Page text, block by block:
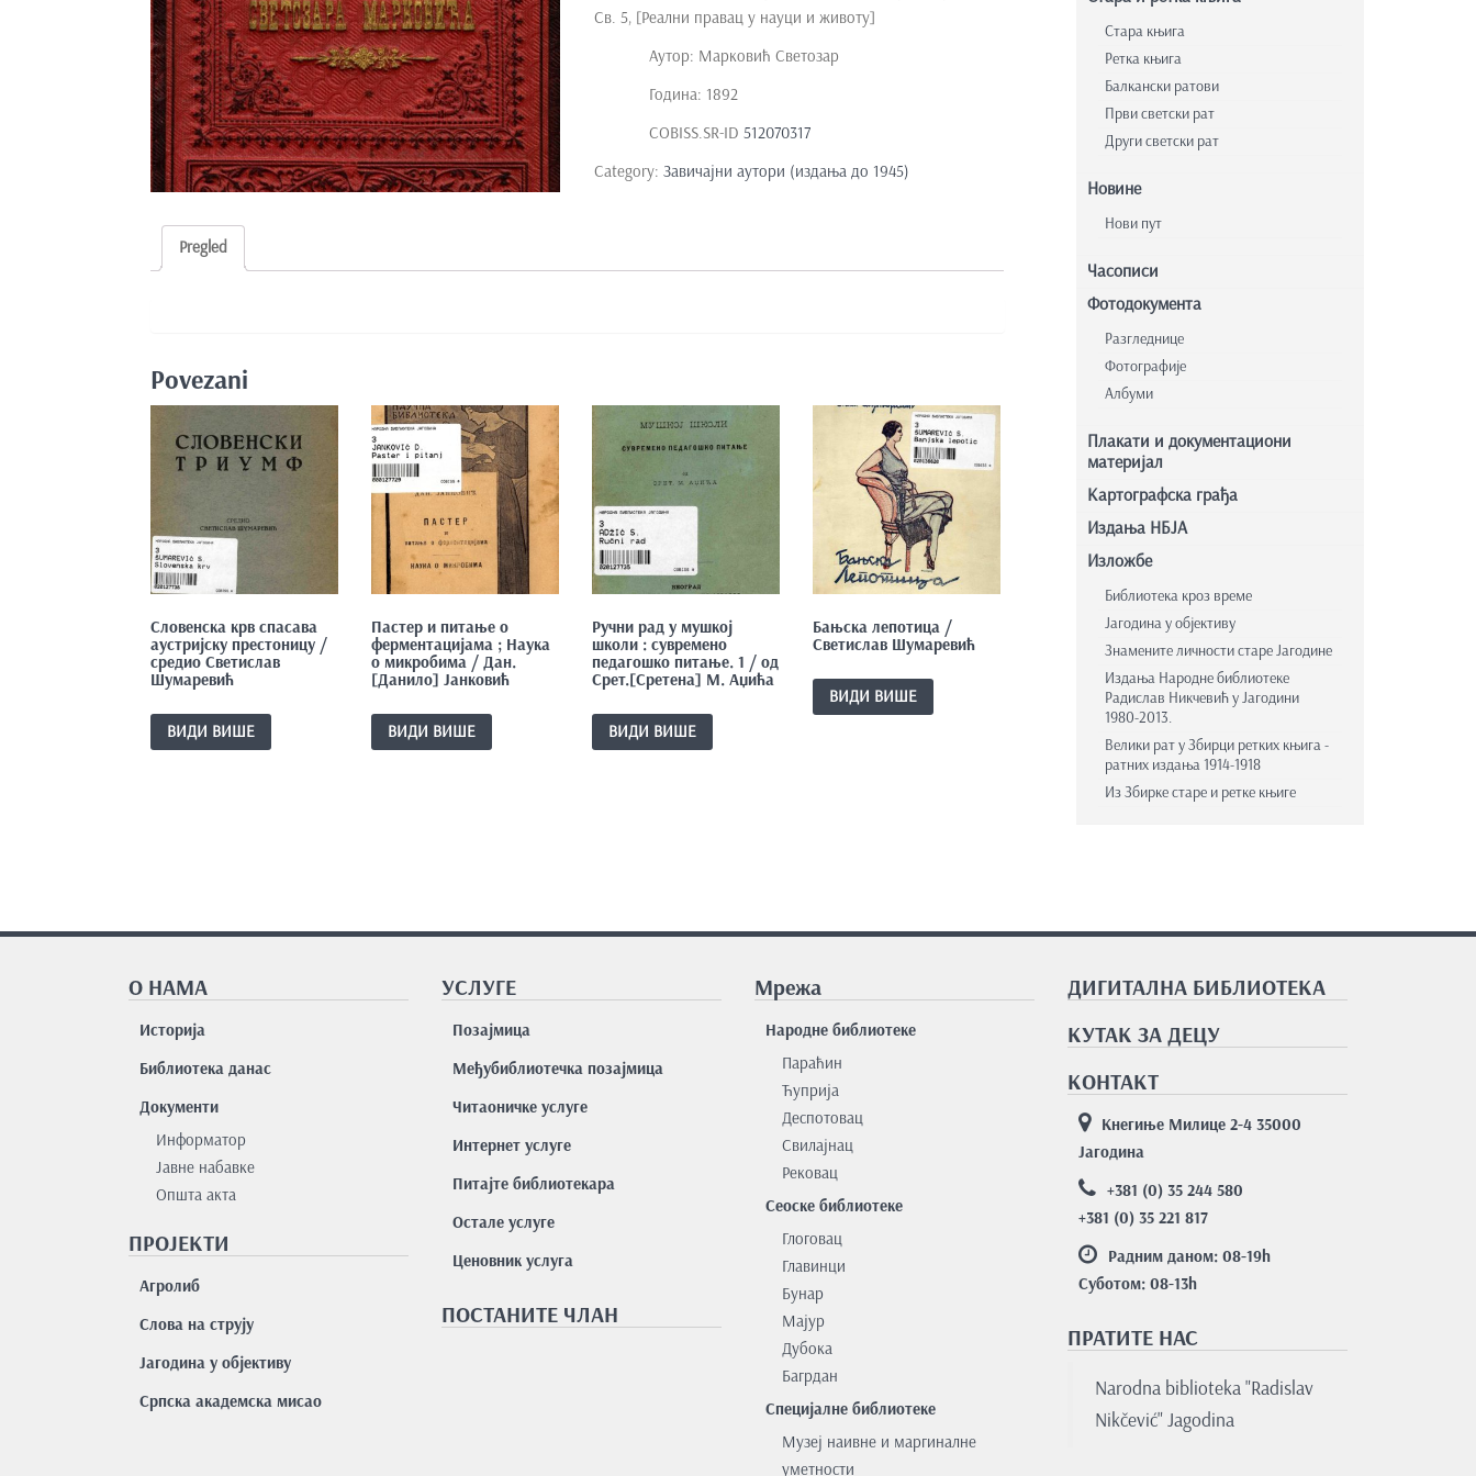
Св. 5, [Реални правац у науци и животу]
Аутор: Марковић Светозар
Година: 1892
COBISS.SR-ID 512070317
Category:Завичајни аутори (издања до 1945)
Pregled
Povezani
Словенска крв спасава
аустријску престоницу /
средио Светислав
Шумаревић
ВИДИ ВИШЕ
Пастер и питање о
ферментацијама ; Наука
о микробима / Дан.
[Данило] Јанковић
ВИДИ ВИШЕ
Ручни рад у мушкој
школи : сувремено
педагошко питање. 1 / од
Срет.[Сретена] М. Аџића
ВИДИ ВИШЕ
Бањска лепотица /
Светислав Шумаревић
ВИДИ ВИШЕ
Стара књига
Ретка књига
Балкански ратови
Први светски рат
Други светски рат
Новине
Нови пут
Часописи
Фотодокумента
Разгледнице
Фотографије
Албуми
Плакати и документациони
материјал
Картографска грађа
Издања НБЈА
Изложбе
Библиотека кроз време
Јагодина у објективу
Знамените личности старе Јагодине
Издања Народне библиотеке
Радислав Никчевић у Јагодини
1980-2013.
Велики рат у Збирци ретких књига -
ратних издања 1914-1918
Из Збирке старе и ретке књиге
О НАМА
Историја
Библиотека данас
Документи
Информатор
Јавне набавке
Општа акта
ПРОЈЕКТИ
Агролиб
Слова на струју
Јагодина у објективу
Српска академска мисао
УСЛУГЕ
Позајмицa
Међубиблиотечка позајмица
Читаоничке услуге
Интернет услуге
Питајте библиотекара
Остале услуге
Ценовник услуга
ПОСТАНИТЕ ЧЛАН
Мрежа
Народне библиотеке
Параћин
Ћуприја
Деспотовац
Свилајнац
Рековац
Сеоске библиотеке
Глоговац
Главинци
Бунар
Мајур
Дубока
Багрдан
Специјалне библиотеке
Музеј наивне и маргиналне
уметности
ДИГИТАЛНА БИБЛИОТЕКА
КУТАК ЗА ДЕЦУ
КОНТАКТ
Кнегиње Милице 2-4 35000
Јагодина
+381 (0) 35 244 580
+381 (0) 35 221 817
Радним даном: 08-19h
Суботом: 08-13h
ПРАТИТЕ НАС
Nаrodnа bibliotekа "Rаdislаv
Nikčević" Jаgodinа